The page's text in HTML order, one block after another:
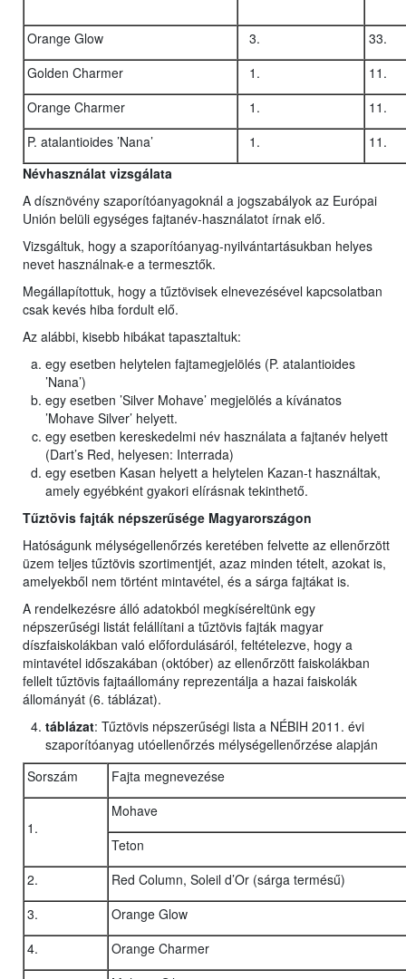
Orange Glow
Golden Charmer
Orange Charmer
P. atalantioides ’Nana’
Névhasználat vizsgálata
A dísznövény szaporítóanyagoknál a jogszabályok az Európai
Unión belüli egységes fajtanév-használatot írnak elő.
Vizsgáltuk, hogy a szaporítóanyag-nyilvántartásukban helyes
nevet használnak-e a termesztők.
Megállapítottuk, hogy a tűztövisek elnevezésével kapcsolatban
csak kevés hiba fordult elő.
Az alábbi, kisebb hibákat tapasztaltuk:
egy esetben helytelen fajtamegjelölés (P. atalantioides
’Nana’)
egy esetben ’Silver Mohave’ megjelölés a kívánatos
’Mohave Silver’ helyett.
egy esetben kereskedelmi név használata a fajtanév helyett
(Dart’s Red, helyesen: Interrada)
egy esetben Kasan helyett a helytelen Kazan-t használtak,
amely egyébként gyakori elírásnak tekinthető.
Tűztövis fajták népszerűsége Magyarországon
Hatóságunk mélységellenőrzés keretében felvette az ellenőrzött
üzem teljes tűztövis szortimentjét, azaz minden tételt, azokat is,
amelyekből nem történt mintavétel, és a sárga fajtákat is.
A rendelkezésre álló adatokból megkíséreltünk egy
népszerűségi listát felállítani a tűztövis fajták magyar
díszfaiskolákban való előfordulásáról, feltételezve, hogy a
mintavétel időszakában (október) az ellenőrzött faiskolákban
fellelt tűztövis fajtaállomány reprezentálja a hazai faiskolák
állományát (6. táblázat).
táblázat: Tűztövis népszerűségi lista a NÉBIH 2011. évi
szaporítóanyag utóellenőrzés mélységellenőrzése alapján
Sorszám
Fajta megnevezése
1.
Mohave
Teton
2.
Red Column, Soleil d’Or (sárga termésű)
3.
Orange Glow
4.
Orange Charmer